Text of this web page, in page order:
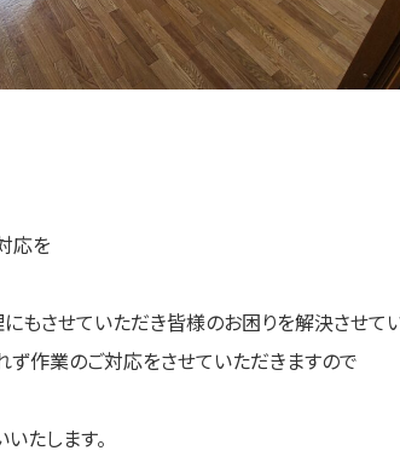
応を
させていただき皆様のお困りを解決させてい
作業のご対応をさせていただきますので
たします。